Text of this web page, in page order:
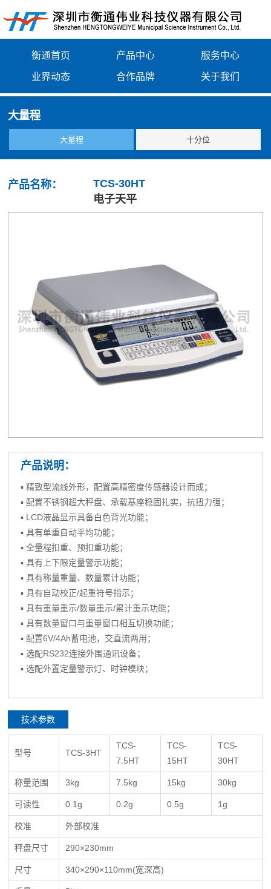
衡通首页 产品中心 服务中心
业界动态 合作品牌 关于我们
大量程
大量程 十分位
产品名称：
TCS-30HT
电子天平
产品说明：
▪ 精致型流线外形，配置高精密度传感器设计而成；
▪ 配置不锈钢超大秤盘、承载基座稳固扎实，抗扭力强；
▪ LCD液晶显示具备白色背光功能；
▪ 具有单重自动平均功能；
▪ 全量程扣重、预扣重功能；
▪ 具有上下限定量警示功能；
▪ 具有称量重量、数量累计功能；
▪ 具有自动校正/起重符号指示；
▪ 具有重量重示/数量重示/累计重示功能；
▪ 具有数量窗口与重量窗口相互切换功能；
▪ 配置6V/4Ah蓄电池，交直流两用；
▪ 选配RS232连接外围通讯设备；
▪ 选配外置定量警示灯、时钟模块；
技术参数
型号 TCS-3HT
TCS-
7.5HT
TCS-
15HT
TCS-
30HT
称量范围 3kg 7.5kg 15kg 30kg
可读性 0.1g 0.2g 0.5g 1g
校准 外部校准
秤盘尺寸 290×230mm
尺寸 340×290×110mm(宽深高)